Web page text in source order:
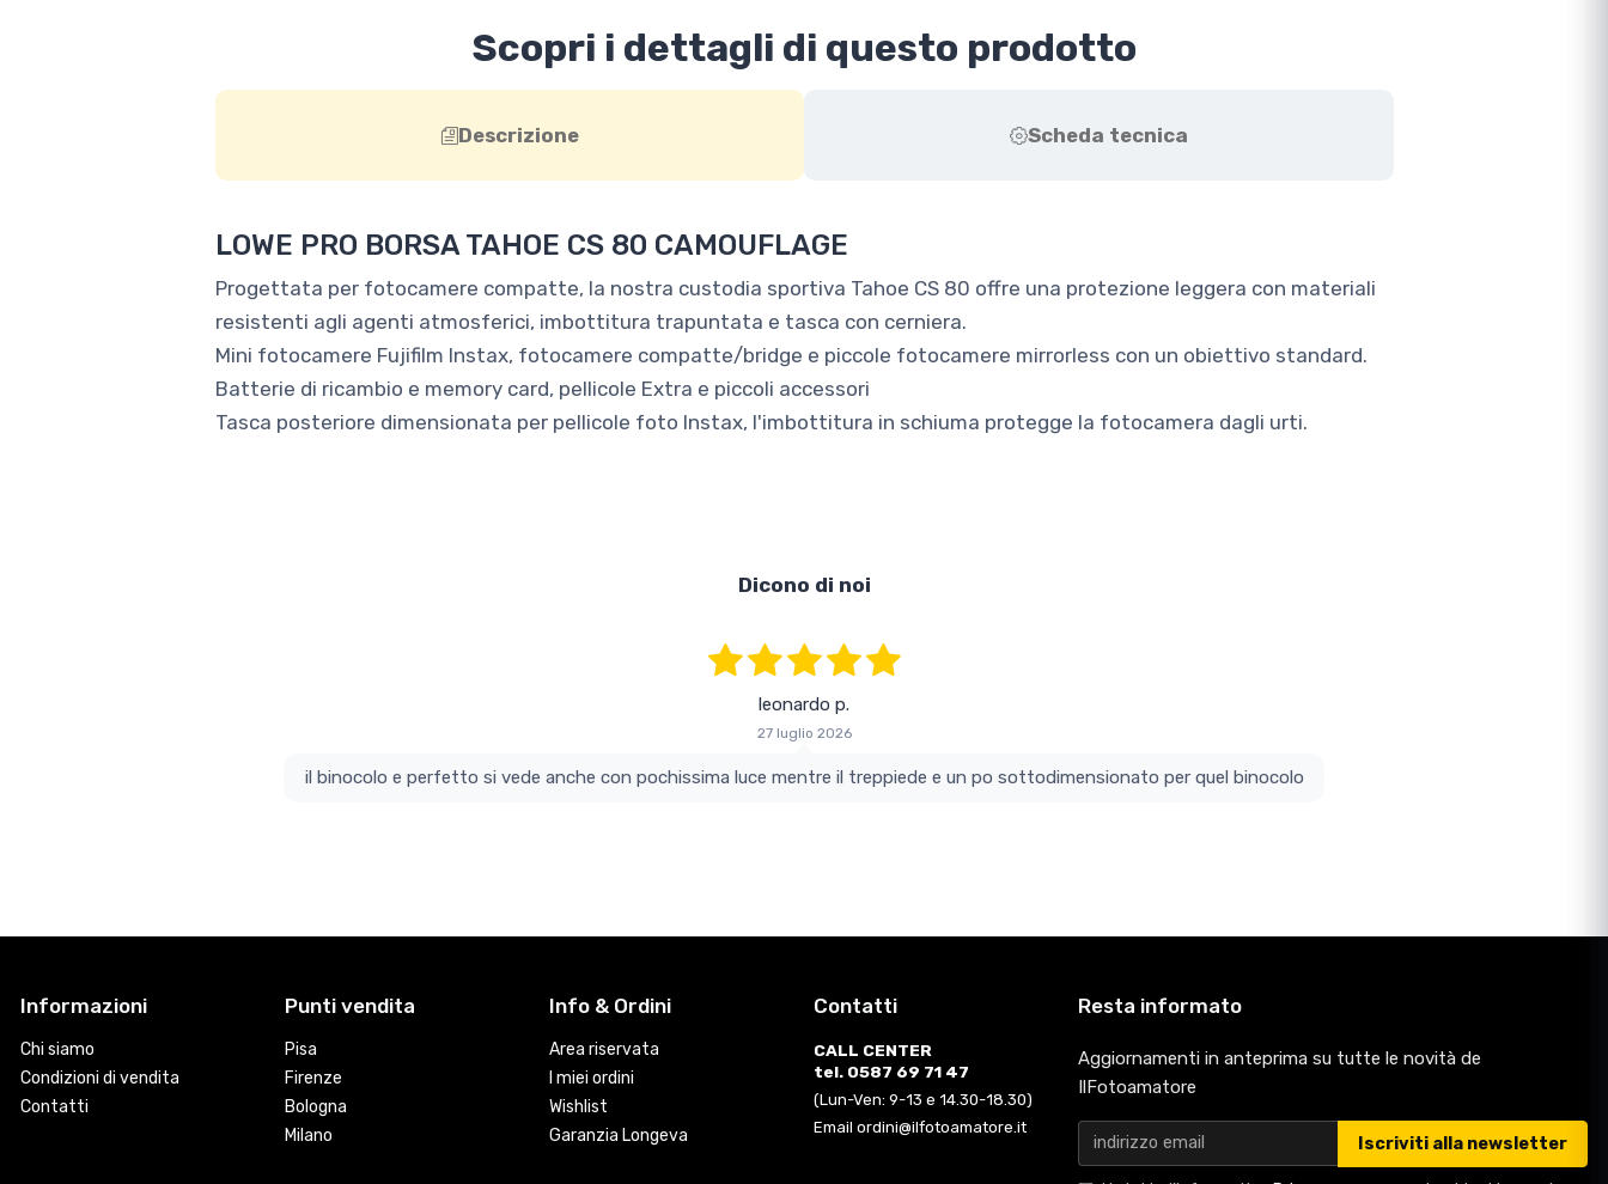
Scopri i dettagli di questo prodotto
Descrizione Scheda tecnica
LOWE PRO BORSA TAHOE CS 80 CAMOUFLAGE
Progettata per fotocamere compatte, la nostra custodia sportiva Tahoe CS 80 offre una protezione leggera con materiali
resistenti agli agenti atmosferici, imbottitura trapuntata e tasca con cerniera.
Mini fotocamere Fujifilm Instax, fotocamere compatte/bridge e piccole fotocamere mirrorless con un obiettivo standard.
Batterie di ricambio e memory card, pellicole Extra e piccoli accessori
Tasca posteriore dimensionata per pellicole foto Instax, l'imbottitura in schiuma protegge la fotocamera dagli urti.
Dicono di noi
leonardo p.
27 luglio 2026
il binocolo e perfetto si vede anche con pochissima luce mentre il treppiede e un po sottodimensionato per quel binocolo
Informazioni
Chi siamo
Condizioni di vendita
Contatti
Punti vendita
Pisa
Firenze
Bologna
Milano
Info & Ordini
Area riservata
I miei ordini
Wishlist
Garanzia Longeva
Contatti
CALL CENTER
tel. 0587 69 71 47
(Lun-Ven: 9-13 e 14.30-18.30)
Email ordini@ilfotoamatore.it
Resta informato
Aggiornamenti in anteprima su tutte le novità de
IlFotoamatore
Iscriviti alla newsletter